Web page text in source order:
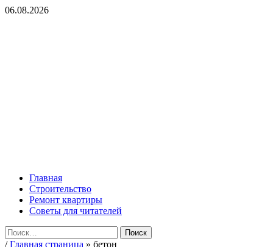
Перейти
06.08.2026
Главная
Строительство
Ремонт квартиры
Советы для читателей
Найти:
/Главная страница » бетон